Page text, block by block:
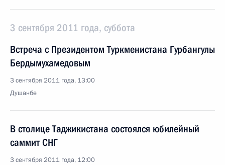
3 сентября 2011 года, суббота
Встреча с Президентом Туркменистана Гурбангулы
Бердымухамедовым
3 сентября 2011 года, 13:00
Душанбе
В столице Таджикистана состоялся юбилейный
саммит СНГ
3 сентября 2011 года, 12:00